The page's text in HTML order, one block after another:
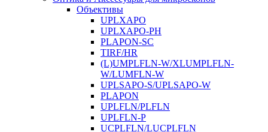
Объективы
UPLXAPO
UPLXAPO-PH
PLAPON-SC
TIRF/HR
(L)UMPLFLN-W/XLUMPLFLN-
W/LUMFLN-W
UPLSAPO-S/UPLSAPO-W
PLAPON
UPLFLN/PLFLN
UPLFLN-P
UCPLFLN/LUCPLFLN